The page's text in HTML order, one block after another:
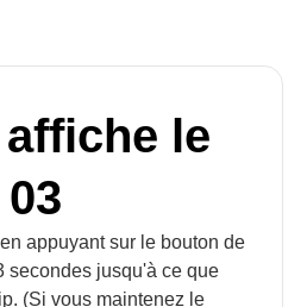
le
appuyant sur le bouton de
secondes jusqu'à ce que
(Si vous maintenez le